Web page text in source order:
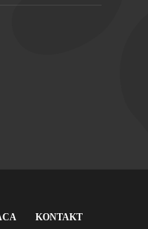
KONTAKT